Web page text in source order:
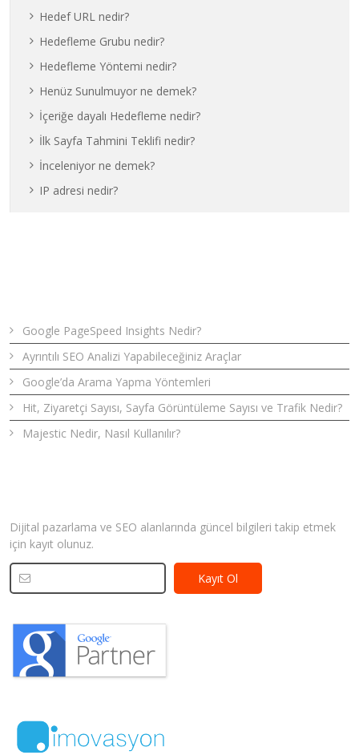
Hedef URL nedir?
Hedefleme Grubu nedir?
Hedefleme Yöntemi nedir?
Henüz Sunulmuyor ne demek?
İçeriğe dayalı Hedefleme nedir?
İlk Sayfa Tahmini Teklifi nedir?
İnceleniyor ne demek?
IP adresi nedir?
Google PageSpeed Insights Nedir?
Ayrıntılı SEO Analizi Yapabileceğiniz Araçlar
Google’da Arama Yapma Yöntemleri
Hit, Ziyaretçi Sayısı, Sayfa Görüntüleme Sayısı ve Trafik Nedir?
Majestic Nedir, Nasıl Kullanılır?
Dijital pazarlama ve SEO alanlarında güncel bilgileri takip etmek
için kayıt olunuz.